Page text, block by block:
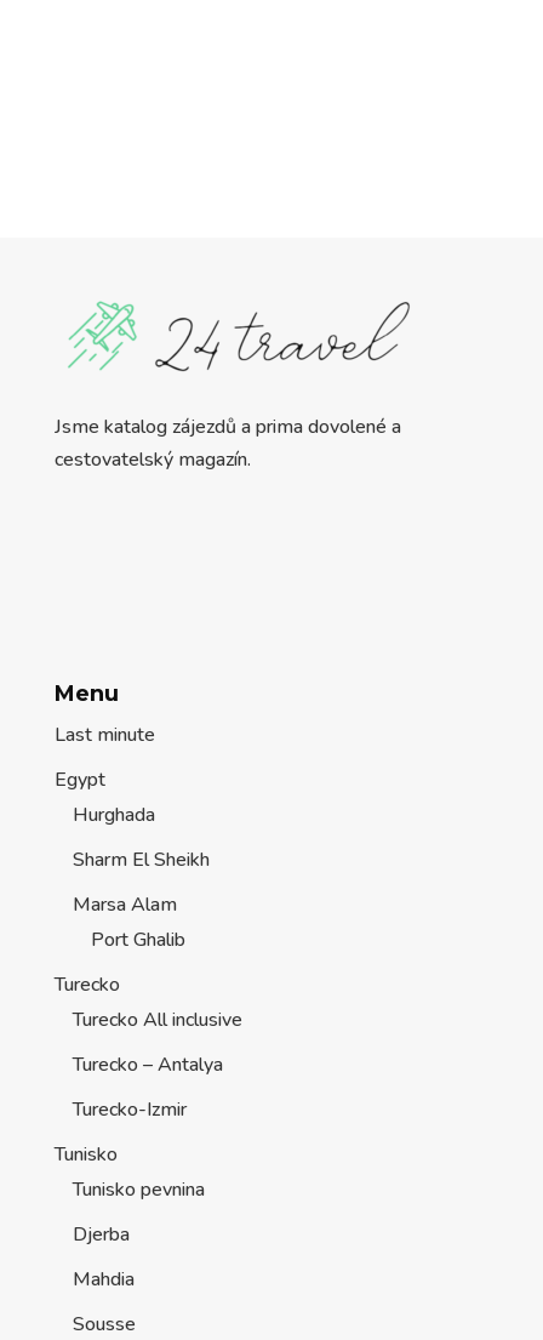
Jsme katalog zájezdů a prima dovolené a
cestovatelský magazín.
Menu
Last minute
Egypt
Hurghada
Sharm El Sheikh
Marsa Alam
Port Ghalib
Turecko
Turecko All inclusive
Turecko – Antalya
Turecko-Izmir
Tunisko
Tunisko pevnina
Djerba
Mahdia
Sousse